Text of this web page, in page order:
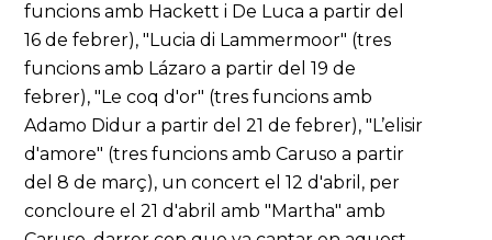
funcions amb Hackett i De Luca a partir del
16 de febrer), "Lucia di Lammermoor" (tres
funcions amb Lázaro a partir del 19 de
febrer), "Le coq d'or" (tres funcions amb
Adamo Didur a partir del 21 de febrer), "L’elisir
d'amore" (tres funcions amb Caruso a partir
del 8 de març), un concert el 12 d'abril, per
concloure el 21 d'abril amb "Martha" amb